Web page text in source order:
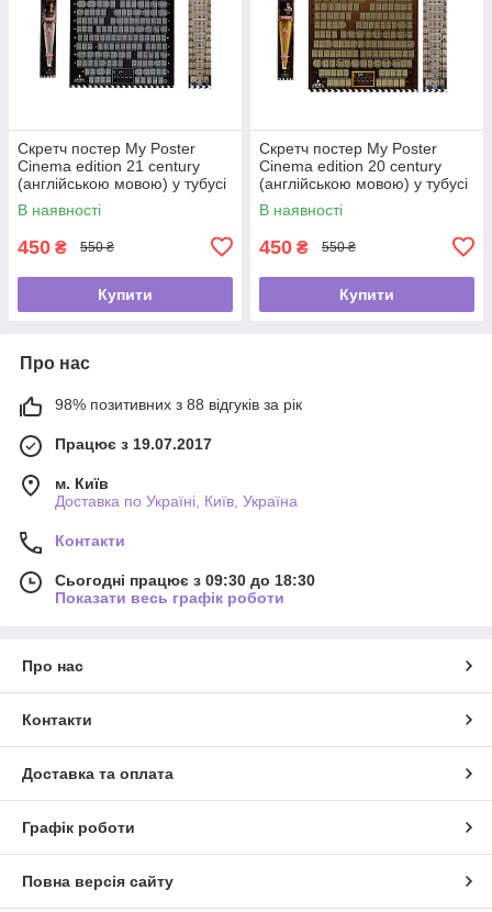
Скретч постер My Poster
Cinema edition 21 century
(англійською мовою) у тубусі
В наявності
450 ₴ 550 ₴
Купити
Скретч постер My Poster
Cinema edition 20 century
(англійською мовою) у тубусі
В наявності
450 ₴ 550 ₴
Купити
Про нас
98% позитивних з 88 відгуків за рік
Працює з 19.07.2017
м. Київ
Доставка по Україні, Київ, Україна
Контакти
Сьогодні працює з 09:30 до 18:30
Показати весь графік роботи
Про нас
Контакти
Доставка та оплата
Графік роботи
Повна версія сайту